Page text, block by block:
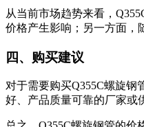
从当前市场趋势来看，
价格产生影响；另一方面，
四、购买建议
对于需要购买Q355C螺旋
好、产品质量可靠的厂家或